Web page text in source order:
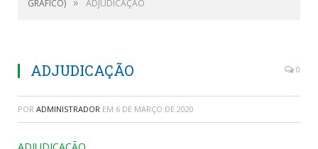
GRÁFICO)
ADJUDICAÇÃO
ADJUDICAÇÃO 0
POR ADMINISTRADOR EM 6 DE MARÇO DE 2020